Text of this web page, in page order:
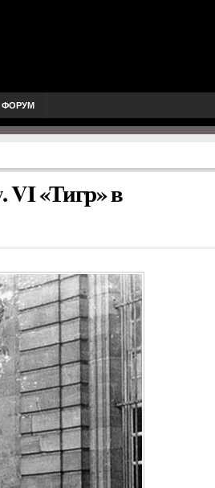
ФОРУМ
VI «Тигр» в